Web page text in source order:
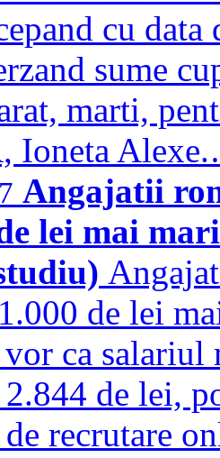
cu
sume
marti,
Ioneta
Angajatii
lei mai
de lei
ca salariul
de lei,
de recrutare